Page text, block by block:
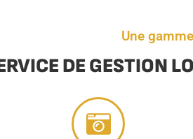
Une
DE GESTION